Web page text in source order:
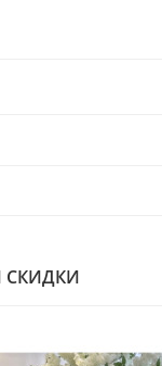
СКИДКИ